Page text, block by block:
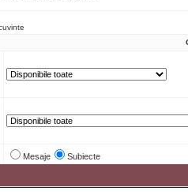
Mesaje Subiecte